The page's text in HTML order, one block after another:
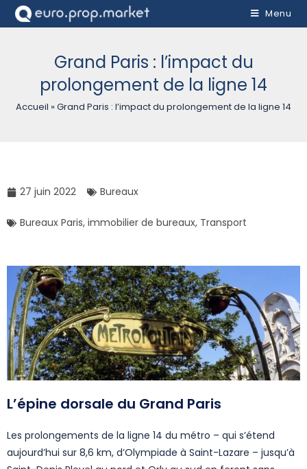
Menu
Grand Paris : l’impact du
prolongement de la ligne 14
Accueil »Grand Paris : l’impact du prolongement de la ligne 14
27 juin 2022 Bureaux
Bureaux Paris, immobilier de bureaux, Transport
L’épine dorsale du Grand Paris
Les prolongements de la ligne 14 du métro – qui s’étend
aujourd’hui sur 8,6 km, d’Olympiade à Saint-Lazare – jusqu’à